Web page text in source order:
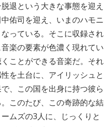
退という大きな事態を迎え
佑司を迎え、いまのハモニ
っている。そこに収録され
楽の要素が色濃く現れてい
ことができる音楽だ。それ
を土台に、アイリッシュと
、この国を出身に持つ彼ら
このたび、この奇跡的な結
ムズの3人に、じっくりと